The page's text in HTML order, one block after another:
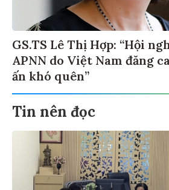
GS.TS Lê Thị Hợp: “Hội
APNN do Việt Nam đăng
ấn khó quên”
Tin nên đọc